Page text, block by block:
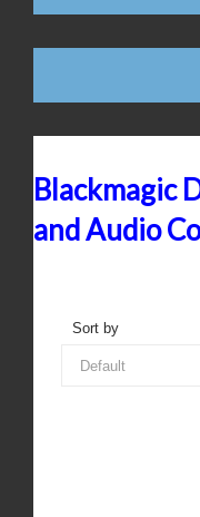
Blackmagic
and Audio
Sort by